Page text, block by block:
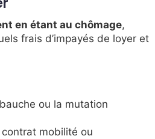
en étant au chômage,
frais d’impayés de loyer et
ou la mutation
mobilité ou